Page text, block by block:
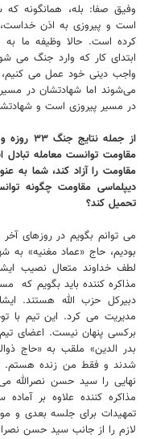
وفیق صفا: بله، همانگونه که
است و پیروزی به اذن
کرده است. حالا وظیفه ما به
ابتدای کار که وارد جنگ می
واجب دینی خود عمل می
می‌شوند اما شهادتشان در
در مسیر پیروزی است و
از جمله
مقاومت توانست معامله تبادل
مقاومت را آزاد کند، شما به
دیپلماسی مقاومت چگونه
تحمیل کند؟
می توانم بگویم در روزهای
بودیم، حاج «عماد مغنیه»
لطف خداوند متعال نصیب
مذاکره کننده باید بگویم که
دبیرکل حزب الله هستند.
مدیریت می کرد. این تیم با
برکسی پنهان نیست. اعضای
بدر الدین» ملقب به «حاج
شدند و فقط من زنده هستم.
نهایی را سید حسن نصرالله
مذاکره کننده علاوه بر
تمهیدات برای جلسه بعدی و
لازم را از جانب سید حسن